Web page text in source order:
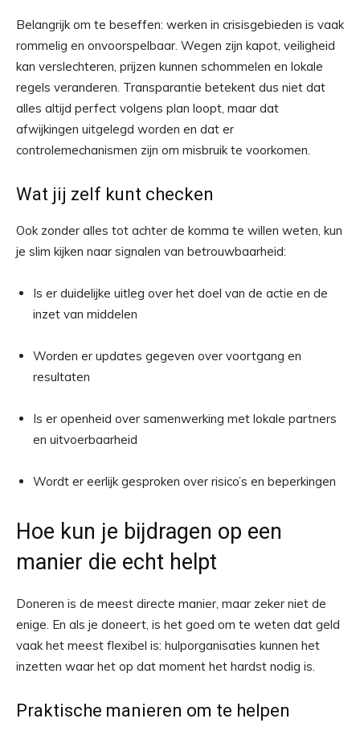
Belangrijk om te beseffen: werken in crisisgebieden is vaak
rommelig en onvoorspelbaar. Wegen zijn kapot, veiligheid
kan verslechteren, prijzen kunnen schommelen en lokale
regels veranderen. Transparantie betekent dus niet dat
alles altijd perfect volgens plan loopt, maar dat
afwijkingen uitgelegd worden en dat er
controlemechanismen zijn om misbruik te voorkomen.
Wat jij zelf kunt checken
Ook zonder alles tot achter de komma te willen weten, kun
je slim kijken naar signalen van betrouwbaarheid:
Is er duidelijke uitleg over het doel van de actie en de
inzet van middelen
Worden er updates gegeven over voortgang en
resultaten
Is er openheid over samenwerking met lokale partners
en uitvoerbaarheid
Wordt er eerlijk gesproken over risico’s en beperkingen
Hoe kun je bijdragen op een
manier die echt helpt
Doneren is de meest directe manier, maar zeker niet de
enige. En als je doneert, is het goed om te weten dat geld
vaak het meest flexibel is: hulporganisaties kunnen het
inzetten waar het op dat moment het hardst nodig is.
Praktische manieren om te helpen